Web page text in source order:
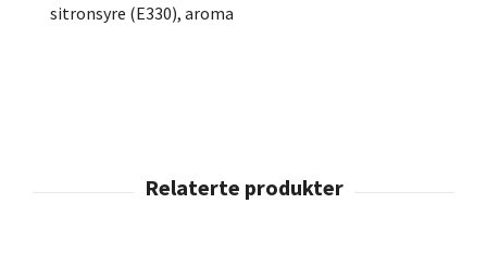
sitronsyre (E330), aroma